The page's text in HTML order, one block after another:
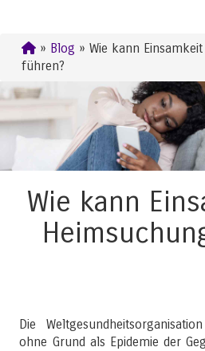
» Blog » Wie kann
führen?
Wie kann
Die
ohne Grund als Epidemie der